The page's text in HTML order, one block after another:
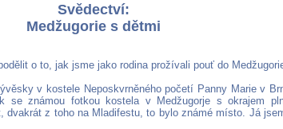
Svědectví:
Medžugorie s dětmi
o to, jak jsme jako rodina prožívali pouť do
v kostele Neposkvrněného početí Panny Marie v
se známou fotkou kostela v Medžugorje s okrajem
dvakrát z toho na Mladifestu, to bylo známé místo. Já